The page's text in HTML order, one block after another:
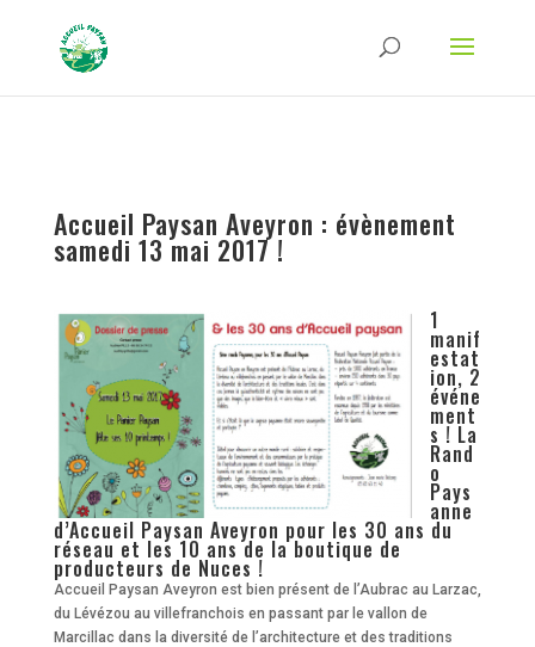
Type-Options Referrer-Policy Permissions-Policy
ga('require', 'GTM-TFCVLFN');
Accueil Paysan Aveyron : évènement
samedi 13 mai 2017 !
1
manif
estat
ion, 2
événe
ment
s ! La
Rand
o
Pays
anne
d’Accueil Paysan Aveyron pour les 30 ans du
réseau et les 10 ans de la boutique de
producteurs de Nuces !
Accueil Paysan Aveyron est bien présent de l’Aubrac au Larzac,
du Lévézou au villefranchois en passant par le vallon de
Marcillac dans la diversité de l’architecture et des traditions